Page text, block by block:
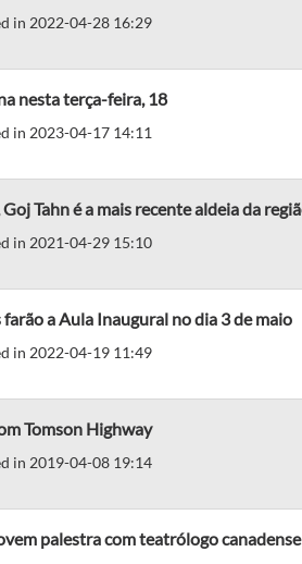
in 2022-04-28 16:29
nesta terça-feira, 18
in 2023-04-17 14:11
Tahn é a mais recente aldeia da
in 2021-04-29 15:10
a Aula Inaugural no dia 3 de maio
in 2022-04-19 11:49
Tomson Highway
in 2019-04-08 19:14
palestra com teatrólogo